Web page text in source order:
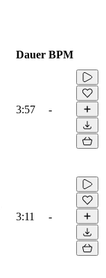
Dauer BPM
3:57 -
3:11 -